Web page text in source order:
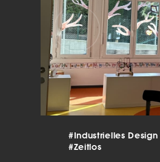
#Industrielles
#Zeitlos